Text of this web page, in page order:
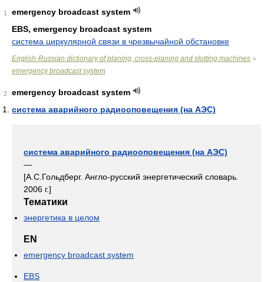
1
emergency broadcast system
EBS, emergency broadcast system
система циркулярной связи в чрезвычайной обстановке
English-Russian dictionary of planing, cross-planing and slotting machines >
emergency broadcast system
2
emergency broadcast system
система аварийного радиооповещения (на АЭС)
система аварийного радиооповещения (на АЭС)
—
[А.С.Гольдберг. Англо-русский энергетический словарь.
2006 г.]
Тематики
энергетика в целом
EN
emergency broadcast system
EBS